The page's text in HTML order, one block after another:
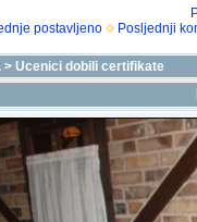
postavljeno Posljednji
> Ucenici dobili certifikate